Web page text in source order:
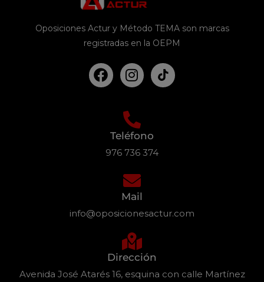
Oposiciones Actur y Método TEMA son marcas
registradas en la OEPM
Teléfono
976 736 374
Mail
info@oposicionesactur.com
Dirección
Avenida José Atarés 16, esquina con calle Martínez